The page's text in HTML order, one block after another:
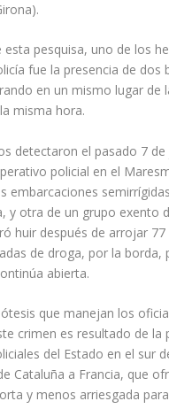
esta pesquisa, uno de los
fue la presencia de dos
en un mismo lugar de
misma hora.
detectaron el pasado 7 de
policial en el
embarcaciones
y otra de un grupo exento
huir después de arrojar
de droga, por la borda,
abierta.
que manejan los
crimen es resultado de la
del Estado en el sur
Cataluña a Francia, que
y menos arriesgada